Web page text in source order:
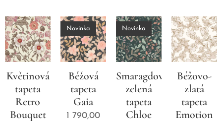
Květinová
tapeta
Retro
Bouquet
Béžová
tapeta
Gaia
Novinka
1 790,00
Smaragdově
zelená
tapeta
Chloe
Novinka
Béžovo-
zlatá
tapeta
Emotion